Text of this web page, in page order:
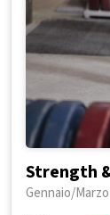
Strength
Gennaio/